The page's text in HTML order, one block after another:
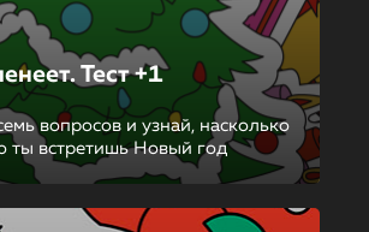
Тест +1
вопросов и узнай, насколько
ты встретишь Новый год